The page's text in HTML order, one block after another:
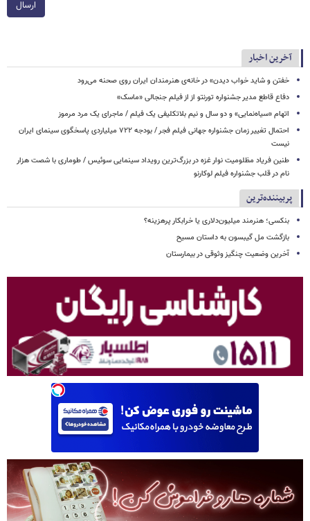
ارسال
آخرین اخبار
خفتن و شاید خواب دیدن» در خانه‌ی هنرمندان ایران روی صحنه می‌رود
دفاع قاطع مدیر جشنواره تورنتو از از فیلم جنجالی «ماسک»
اتهام «سیاه‌نمایی» و دو سال و نیم بلاتکلیفی یک فیلم / ماجرای یک مرد مرموز
احتمال تغییر زمان جشنواره جهانی فیلم فجر / بودجه ۷۲۲ میلیاردی پاسخگوی سینمای ایران
نیست
طنین فریاد مظلومیت نوار غزه در بزرگ‌ترین رویداد سینمایی سوئیس / طوماری با شصت هزار
نام در قلب جشنواره فیلم لوکارنو
پربیننده‌ترین
بنکسی؛ هنرمند میلیون‌دلاری یا خرابکار پرهزینه؟
بازگشت مل گیبسون به داستان مسیح
آخرین وضعیت چنگیز وثوقی در بیمارستان